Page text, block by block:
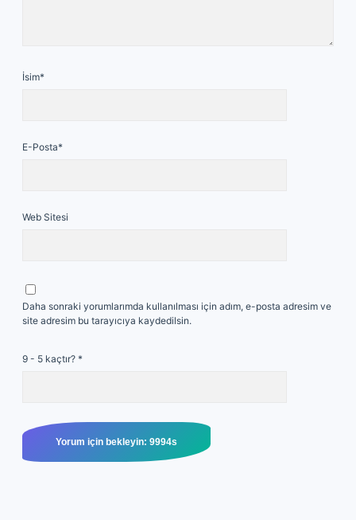
İsim*
E-Posta*
Web Sitesi
Daha sonraki yorumlarımda kullanılması için adım, e-posta adresim ve
site adresim bu tarayıcıya kaydedilsin.
9 - 5 kaçtır? *